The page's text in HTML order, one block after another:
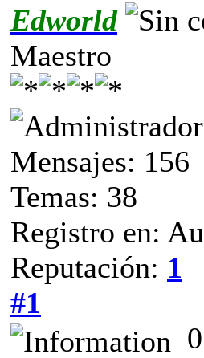
Edworld
Maestro
Mensajes: 156
Temas: 38
Registro en:
Reputación: 1
#1